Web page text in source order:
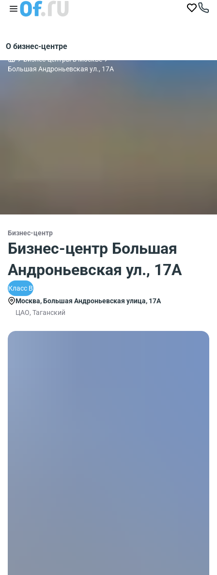
О бизнес-центре
Бизнес-центры в Москве
Большая Андроньевская ул., 17А
Бизнес-центр
Бизнес-центр Большая
Андроньевская ул., 17А
Класс B
Москва, Большая Андроньевская улица, 17А
ЦАО, Таганский